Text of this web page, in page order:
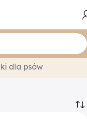
dla psów